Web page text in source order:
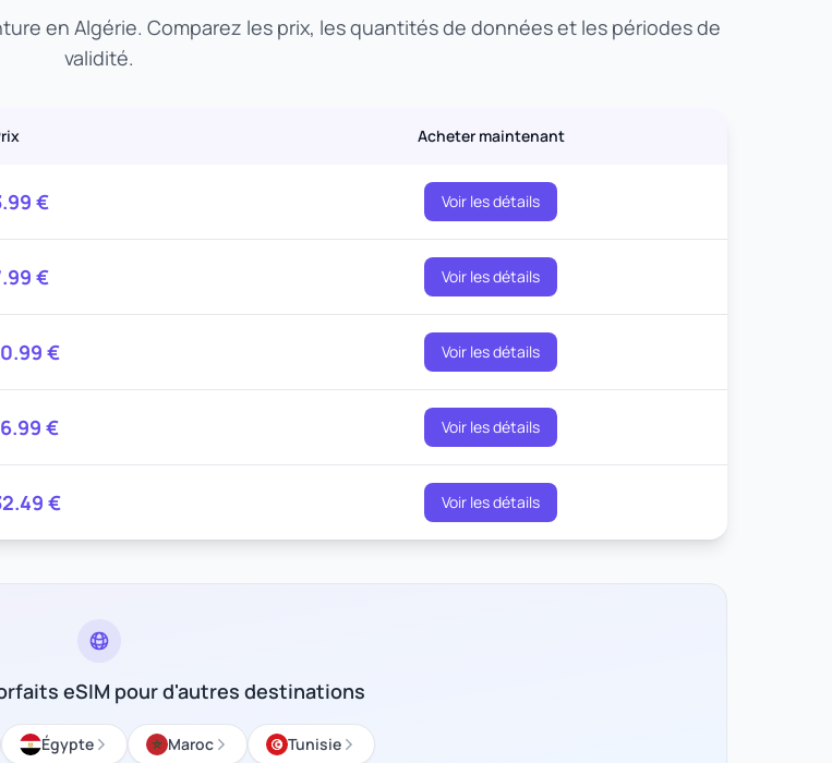
en Algérie. Comparez les prix, les quantités de données et les périodes de
validité.
Acheter maintenant
€ Voir les détails
€ Voir les détails
€ Voir les détails
€ Voir les détails
€ Voir les détails
eSIM pour d'autres destinations
Égypte Maroc Tunisie